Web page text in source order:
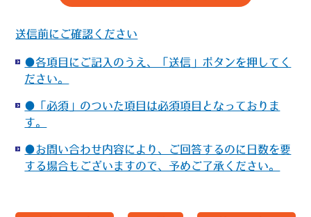
送信前にご確認ください
●各項目にご記入のうえ、「送信」ボタンを押してく
ださい。
●「必須」のついた項目は必須項目となっておりま
す。
●お問い合わせ内容により、ご回答するのに日数を要
する場合もございますので、予めご了承ください。